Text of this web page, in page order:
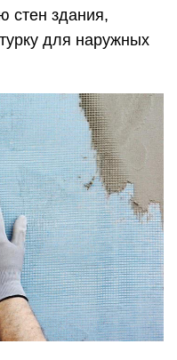
стен здания,
для наружных